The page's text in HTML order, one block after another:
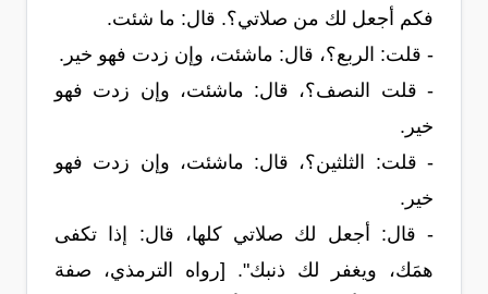
فكم أجعل لك من صلاتي؟. قال: ما شئت.
- قلت: الربع؟، قال: ماشئت، وإن زدت فهو خير.
- قلت النصف؟، قال: ماشئت، وإن زدت فهو
خير.
- قلت: الثلثين؟، قال: ماشئت، وإن زدت فهو
خير.
- قال: أجعل لك صلاتي كلها، قال: إذا تكفى
همَك، ويغفر لك ذنبك". [رواه الترمذي، صفة